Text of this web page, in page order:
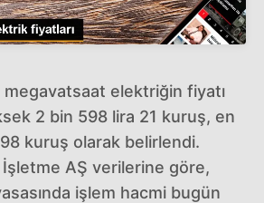
megavatsaat elektriğin fiyatı
2 bin 598 lira 21 kuruş, en
kuruş olarak belirlendi.
İşletme AŞ verilerine göre,
işlem hacmi bugün